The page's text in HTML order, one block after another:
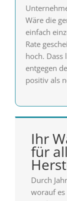
Wäre die
einfach
Rate
hoch. Dass
entgegen
positiv als
Ihr
für
Durch
worauf es